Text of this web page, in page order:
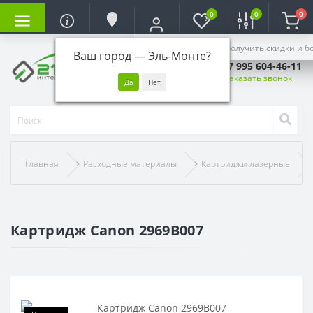
Ваш город —Эль-Монте?
Войдите, чтобы получить скидки и
0 0 0
+7 995 604-46-11
Заказать звонок
Главная Расходные материалы Картриджи лазерные
Картридж Canon 2969B007